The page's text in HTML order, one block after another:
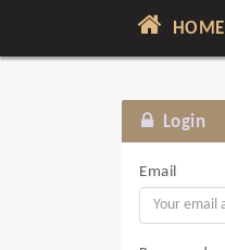
HOME
Login
Email